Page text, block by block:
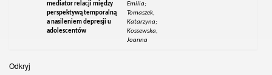
mediator relacji między
perspektywą temporalną
a nasileniem depresji u
adolescentów
Emilia;
Tomaszek,
Katarzyna;
Kossewska,
Joanna
Odkryj